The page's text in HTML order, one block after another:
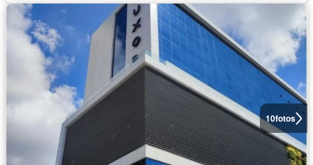
10fotos